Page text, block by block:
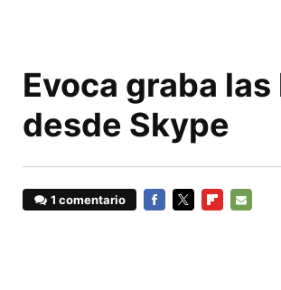
Evoca graba
desde Skype
1 comentario